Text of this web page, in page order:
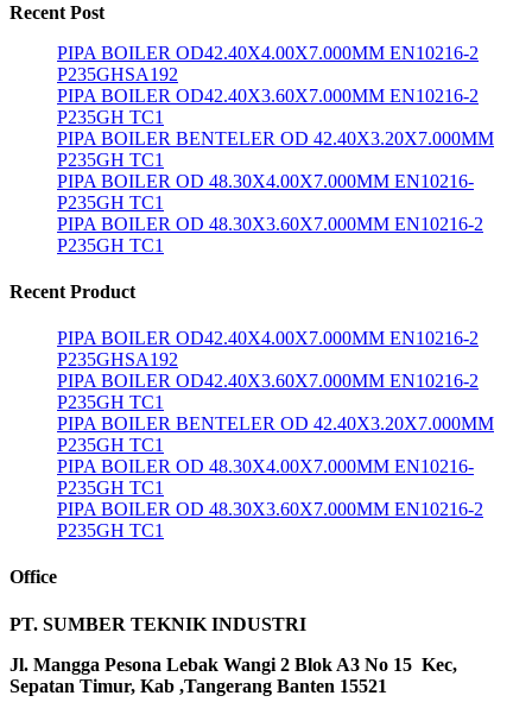
Recent Post
PIPA BOILER OD42.40X4.00X7.000MM EN10216-2
P235GHSA192
PIPA BOILER OD42.40X3.60X7.000MM EN10216-2
P235GH TC1
PIPA BOILER BENTELER OD 42.40X3.20X7.000MM
P235GH TC1
PIPA BOILER OD 48.30X4.00X7.000MM EN10216-
P235GH TC1
PIPA BOILER OD 48.30X3.60X7.000MM EN10216-2
P235GH TC1
Recent Product
PIPA BOILER OD42.40X4.00X7.000MM EN10216-2
P235GHSA192
PIPA BOILER OD42.40X3.60X7.000MM EN10216-2
P235GH TC1
PIPA BOILER BENTELER OD 42.40X3.20X7.000MM
P235GH TC1
PIPA BOILER OD 48.30X4.00X7.000MM EN10216-
P235GH TC1
PIPA BOILER OD 48.30X3.60X7.000MM EN10216-2
P235GH TC1
Office
PT. SUMBER TEKNIK INDUSTRI
Jl. Mangga Pesona Lebak Wangi 2 Blok A3 No 15 Kec,
Sepatan Timur, Kab ,Tangerang Banten 15521